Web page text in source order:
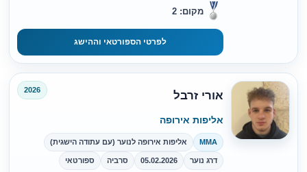
מקום: 2
לפרטי הספורטאי וההישג
אורי זרבל 2026
אליפות אירופה
MMA אליפות אירופה לנוער (עם עתודה הישגית)
דרג נוער 05.02.2026 סרביה ספורטאי